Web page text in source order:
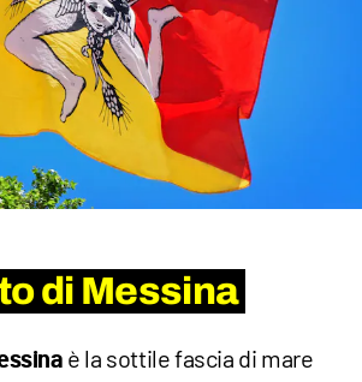
di Messina
è la sottile fascia di mare